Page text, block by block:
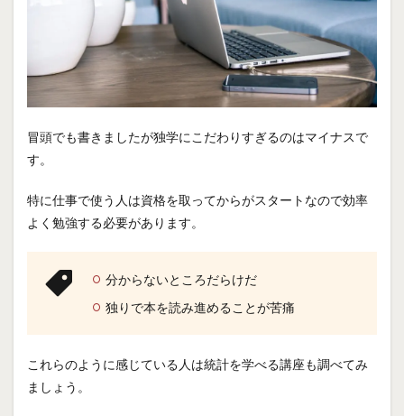
冒頭でも書きましたが独学にこだわりすぎるのはマイナスで
す。
特に仕事で使う人は資格を取ってからがスタートなので効率
よく勉強する必要があります。
分からないところだらけだ
独りで本を読み進めることが苦痛
これらのように感じている人は統計を学べる講座も調べてみ
ましょう。